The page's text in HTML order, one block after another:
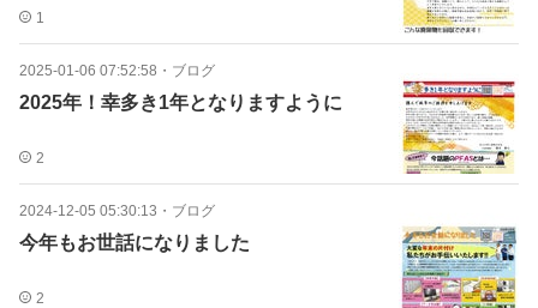
1
2025-01-06 07:52:58 ・ ブログ
2025年！幸多き1年となりますように
2
2024-12-05 05:30:13 ・ ブログ
今年もお世話になりました
2